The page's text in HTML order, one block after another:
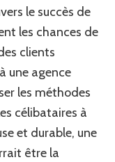
le succès de
les chances de
clients
une agence
les méthodes
célibataires à
et durable, une
être la